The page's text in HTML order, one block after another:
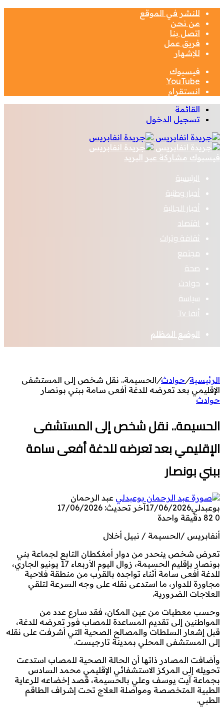
للنشر في الموقع
من نحن
اتصل بنا
فريق عمل
للإشهار
فيسبوك
‫YouTube
انستقرام
القائمة
تسجيل الدخول
فيسبوك مشاركة عبر البريد
الرئيسية
أخبار وطنية
أخبار الجالية
اقتصاد
ثقافة وتراث
مجتمع
صحة
حوادث
سياسة
أنفا Tv
الوضع المظلم
الرئيسية/حوادث/الحسيمة.. نقل شخص إلى المستشفى
الإقليمي بعد تعرضه للدغة أفعى سامة ببني بونصار
حوادث
الحسيمة.. نقل شخص إلى المستشفى
الإقليمي بعد تعرضه للدغة أفعى سامة
ببني بونصار
عبد الرحمان
بوعبدلي17/06/2026آخر تحديث: 17/06/2026
0
دقيقة واحدة
أنفابريس /الحسيمة / نبيل أخلال
تعرض شخص ينحدر من دوار أمغكطان التابع لجماعة بني
بونصار بإقليم الحسيمة، زوال اليوم الأربعاء 17 يونيو الجاري،
للدغة أفعى سامة أثناء تواجده بالقرب من منطقة فلاحية
مجاورة للدوار، ما استدعى نقله على وجه السرعة لتلقي
العلاجات الضرورية.
وحسب معطيات من عين المكان، فقد سارع عدد من
المواطنين إلى تقديم المساعدة للمصاب فور تعرضه للدغة،
قبل إشعار السلطات والمصالح الصحية التي أشرفت على نقله
إلى المستشفى المحلي بمدينة تارجيست.
وأضافت المصادر ذاتها أن الحالة الصحية للمصاب استدعت
تحويله إلى المركز الاستشفائي الإقليمي محمد السادس
بجماعة آيت يوسف وعلي بالحسيمة، قصد إخضاعه للرعاية
الطبية المتخصصة ومواصلة العلاج تحت إشراف الطاقم
الطبي.